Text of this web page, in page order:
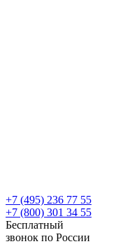
+7 (495) 236 77 55
+7 (800) 301 34 55
Бесплатный
звонок по России